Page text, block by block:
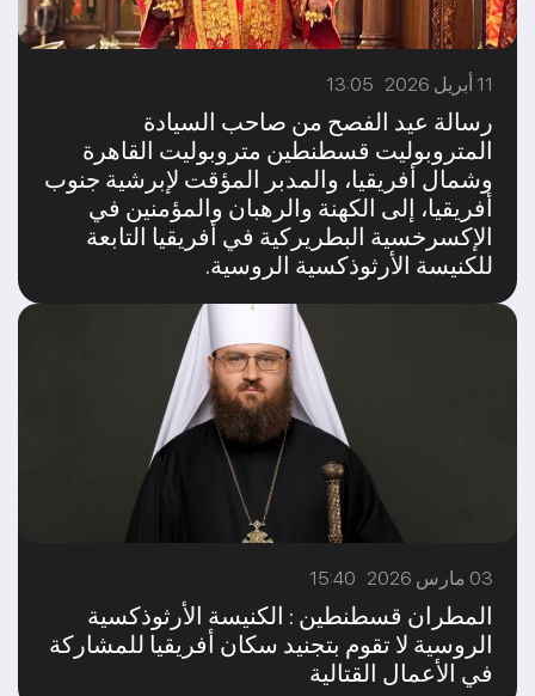
11 أبريل 2026 13:05
رسالة عيد الفصح من صاحب السيادة
المتروبوليت قسطنطين متروبوليت القاهرة
وشمال أفريقيا، والمدبر المؤقت لإبرشية جنوب
أفريقيا، إلى الكهنة والرهبان والمؤمنين في
الإكسرخسية البطريركية في أفريقيا التابعة
للكنيسة الأرثوذكسية الروسية.
03 مارس 2026 15:40
المطران قسطنطين : الكنيسة الأرثوذكسية
الروسية لا تقوم بتجنيد سكان أفريقيا للمشاركة
في الأعمال القتالية